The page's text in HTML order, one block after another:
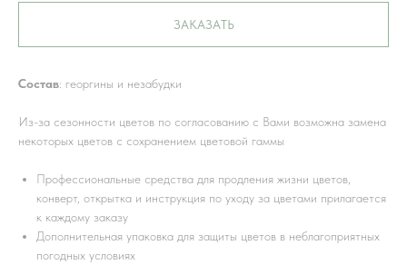
ЗАКАЗАТЬ
Состав: георгины и незабудки
Из-за сезонности цветов по согласованию с Вами возможна замена
некоторых цветов с сохранением цветовой гаммы
Профессиональные средства для продления жизни цветов,
конверт, открытка и инструкция по уходу за цветами прилагается
к каждому заказу
Дополнительная упаковка для защиты цветов в неблагоприятных
погодных условиях